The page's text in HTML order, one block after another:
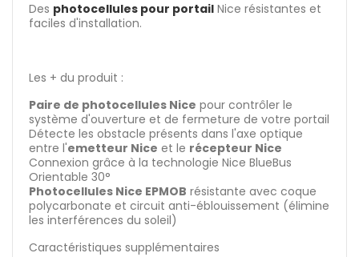
Des photocellules pour portail Nice résistantes et
faciles d'installation.
Les + du produit :
Paire de photocellules Nice pour contrôler le
système d'ouverture et de fermeture de votre portail
Détecte les obstacle présents dans l'axe optique
entre l'emetteur Nice et le récepteur Nice
Connexion grâce à la technologie Nice BlueBus
Orientable 30°
Photocellules Nice EPMOB résistante avec coque
polycarbonate et circuit anti-éblouissement (élimine
les interférences du soleil)
Caractéristiques supplémentaires